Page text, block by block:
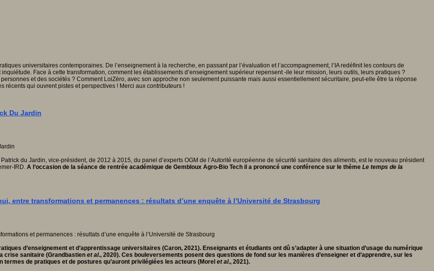
universitaires contemporaines. De l’enseignement à la recherche, en passant par l’évaluation et l’accompagnement, l’IA redéfinit les contours de
Face à cette transformation, comment les établissements d’enseignement supérieur repensent -ile leur mission, leurs outils, leurs pratiques ?
et des sociétés ? Comment LoiZéro, avec son approche non seulement puissante mais aussi essentiellement sécuritaire, peut-elle être la réponse
récents qui ouvrent pistes et perspectives ! Merci aux contributeurs !
Du Jardin
du Jardin, vice-président, de 2012 à 2015, du panel d’experts OGM de l’Autorité européenne de sécurité sanitaire des aliments, est le nouveau président
IRD. A l’occasion de la séance de rentrée académique de Gembloux Agro-Bio Tech il a prononcé une conférence sur le thème Le temps de la
entre transformations et permanences : résultats d’une enquête à l’Université de Strasbourg
d’enseignement et d’apprentissage universitaires (Caron, 2021). Enseignants et étudiants ont dû s’adapter à une situation d’usage du numérique
crise sanitaire (Grandbastien et al., 2020). Ces bouleversements posent des questions de fond sur les manières d’enseigner et d’apprendre, sur les
de pratiques et de postures qu’auront privilégiées les acteurs (Morel et al., 2021).